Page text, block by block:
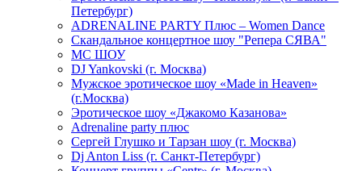
Петербург)
ADRENALINE PARTY Плюс – Women Dance
Скандальное концертное шоу "Репера СЯВА"
МС ШОУ
DJ Yankovski (г. Москва)
Мужское эротическое шоу «Made in Heaven»
(г.Москва)
Эротическое шоу «Джакомо Казанова»
Adrenaline party плюс
Сергей Глушко и Тарзан шоу (г. Москва)
Dj Anton Liss (г. Санкт-Петербург)